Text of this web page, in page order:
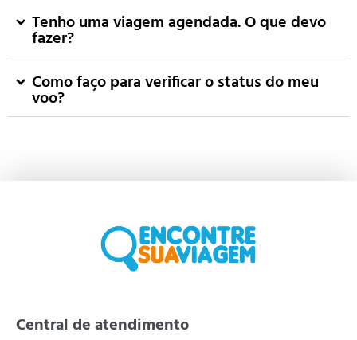
Tenho uma viagem agendada. O que devo
fazer?
Como faço para verificar o status do meu
voo?
Central de atendimento